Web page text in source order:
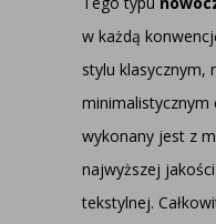
w każdą
stylu klasycznym,
minimalistycznym
wykonany jest z
najwyższej
tekstylnej.